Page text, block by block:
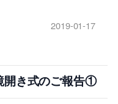
2019-01-17
開き式のご報告①